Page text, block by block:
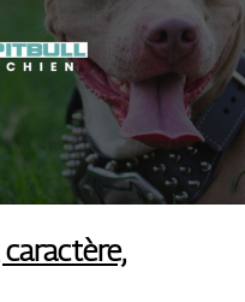
caractère,